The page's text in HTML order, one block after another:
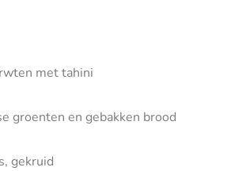
met tahini
groenten en gebakken brood
gekruid